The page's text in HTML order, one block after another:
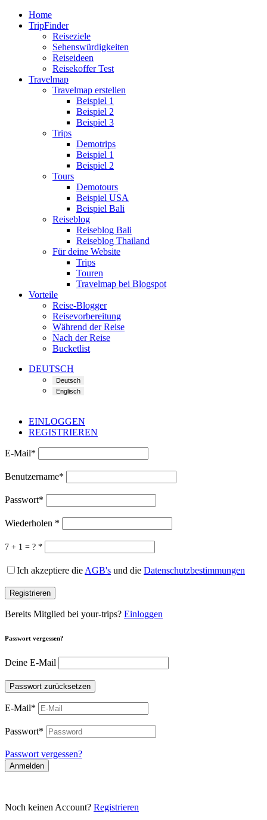
Home
TripFinder
Reiseziele
Sehenswürdigkeiten
Reiseideen
Reisekoffer Test
Travelmap
Travelmap erstellen
Beispiel 1
Beispiel 2
Beispiel 3
Trips
Demotrips
Beispiel 1
Beispiel 2
Tours
Demotours
Beispiel USA
Beispiel Bali
Reiseblog
Reiseblog Bali
Reiseblog Thailand
Für deine Website
Trips
Touren
Travelmap bei Blogspot
Vorteile
Reise-Blogger
Reisevorbereitung
Während der Reise
Nach der Reise
Bucketlist
DEUTSCH
EINLOGGEN
REGISTRIEREN
E-Mail*
Benutzername*
Passwort*
Wiederholen *
7 + 1 = ? *
Ich akzeptiere die AGB's und die Datenschutzbestimmungen
Registrieren
Bereits Mitglied bei your-trips? Einloggen
Passwort vergessen?
Deine E-Mail
Passwort zurücksetzen
E-Mail*
Passwort*
Passwort vergessen?
Anmelden
Noch keinen Account? Registrieren